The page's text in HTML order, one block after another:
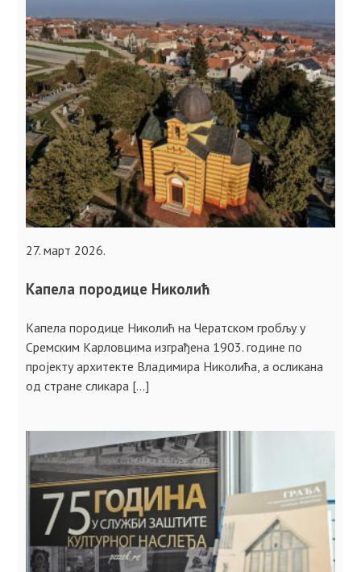
27. март 2026.
Капела породице Николић
Капела породице Николић на Чератском гробљу у
Сремским Карловцима изграђена 1903. године по
пројекту архитекте Владимира Николића, а осликана
од стране сликара […]